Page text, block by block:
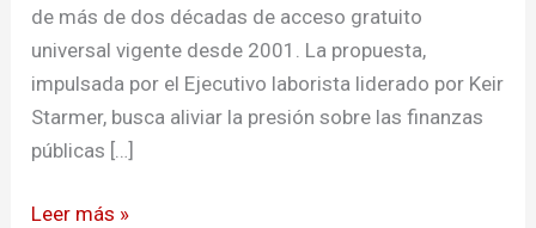
de más de dos décadas de acceso gratuito
universal vigente desde 2001. La propuesta,
impulsada por el Ejecutivo laborista liderado por Keir
Starmer, busca aliviar la presión sobre las finanzas
públicas […]
Leer más »